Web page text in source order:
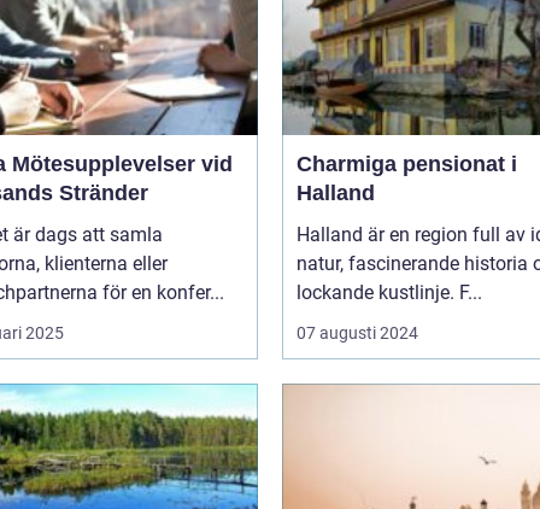
Mötesupplevelser vid
Stränder
är dags att samla
klienterna eller
för en konfer...
2025
Charmiga pensionat i
Halland
Halland är en region full av
natur, fascinerande historia
lockande kustlinje. F...
07 augusti 2024